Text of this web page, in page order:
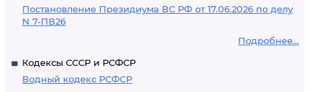
Постановление Президиума ВС РФ от 17.06.2026 по делу
N 7-ПВ26
Подробнее...
Кодексы СССР и РСФСР
Водный кодекс РСФСР